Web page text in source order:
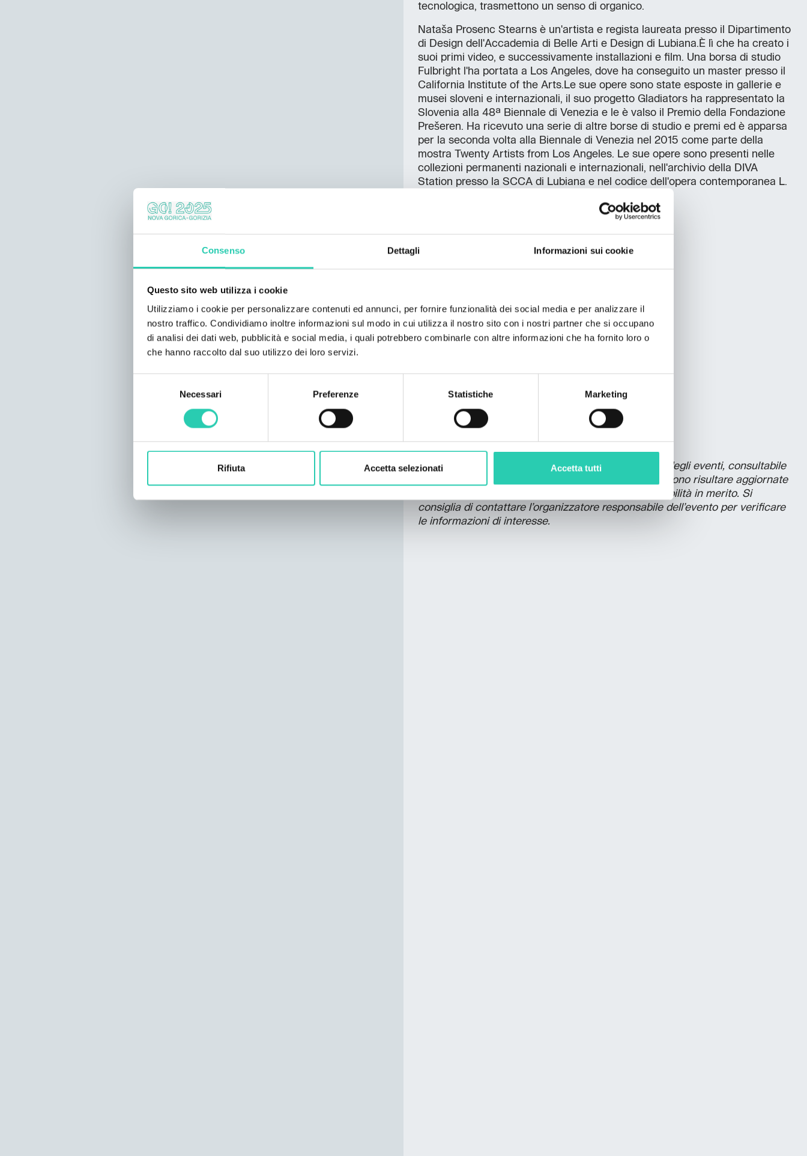
Consenso Dettagli Informazioni sui cookie
Questo sito web utilizza i cookie
Utilizziamo i cookie per personalizzare contenuti ed annunci, per fornire funzionalità dei social media e per analizzare il
nostro traffico. Condividiamo inoltre informazioni sul modo in cui utilizza il nostro sito con i nostri partner che si occupano
di analisi dei dati web, pubblicità e social media, i quali potrebbero combinarle con altre informazioni che ha fornito loro o
che hanno raccolto dal suo utilizzo dei loro servizi.
Necessari Preferenze Statistiche Marketing
Rifiuta Accetta selezionati Accetta tutti
tecnologica, trasmettono un senso di organico.
Nataša Prosenc Stearns è un'artista e regista laureata presso il Dipartimento
di Design dell'Accademia di Belle Arti e Design di Lubiana.È lì che ha creato i
suoi primi video, e successivamente installazioni e film. Una borsa di studio
Fulbright l'ha portata a Los Angeles, dove ha conseguito un master presso il
California Institute of the Arts.Le sue opere sono state esposte in gallerie e
musei sloveni e internazionali, il suo progetto Gladiators ha rappresentato la
Slovenia alla 48ª Biennale di Venezia e le è valso il Premio della Fondazione
Prešeren. Ha ricevuto una serie di altre borse di studio e premi ed è apparsa
per la seconda volta alla Biennale di Venezia nel 2015 come parte della
mostra Twenty Artists from Los Angeles. Le sue opere sono presenti nelle
collezioni permanenti nazionali e internazionali, nell'archivio della DIVA
Station presso la SCCA di Lubiana e nel codice dell'opera contemporanea L.
Informazioni sulla lingua
Contatti
031707717
***GO! 2025 ha una propria policy di pubblicazione degli eventi, consultabile
. Non tutte le informazioni presenti possono risultare aggiornate
e/o corrette e GO! 2025 non si assume la responsabilità in merito. Si
consiglia di contattare l’organizzatore responsabile dell’evento per verificare
le informazioni di interesse.